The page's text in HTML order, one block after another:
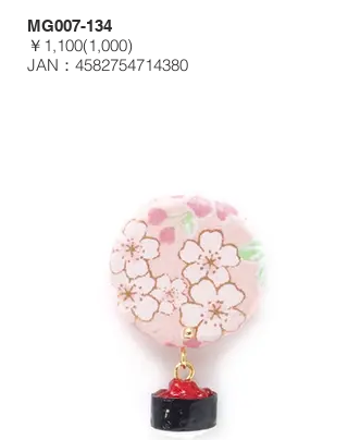
MG007-134
￥1,100(1,000)
JAN：4582754714380